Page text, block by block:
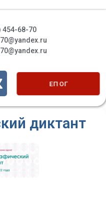
454-68-70
ЕП ОГ
диктант